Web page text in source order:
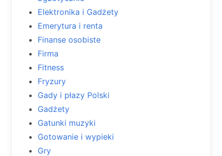
Elektronika i Gadżety
Emerytura i renta
Finanse osobiste
Firma
Fitness
Fryzury
Gady i płazy Polski
Gadżety
Gatunki muzyki
Gotowanie i wypieki
Gry